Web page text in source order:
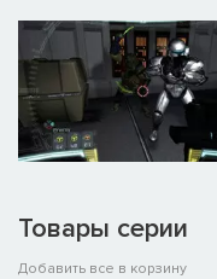
Товары серии
Добавить все в корзину